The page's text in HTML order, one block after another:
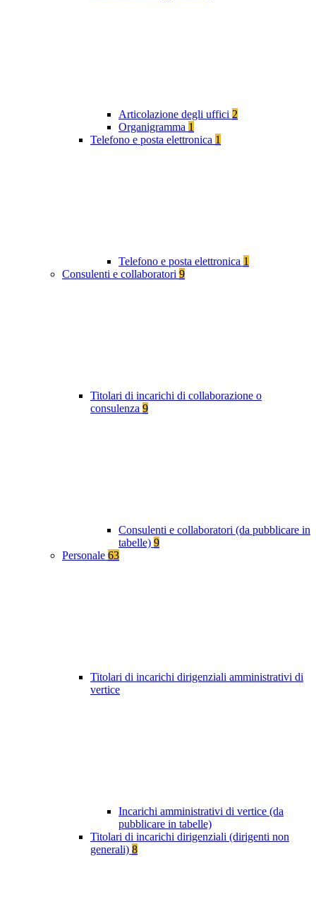
Articolazione degli uffici 2
Organigramma 1
Telefono e posta elettronica 1
Telefono e posta elettronica 1
Consulenti e collaboratori 9
Titolari di incarichi di collaborazione o
consulenza 9
Consulenti e collaboratori (da pubblicare in
tabelle) 9
Personale 63
Titolari di incarichi dirigenziali amministrativi di
vertice
Incarichi amministrativi di vertice (da
pubblicare in tabelle)
Titolari di incarichi dirigenziali (dirigenti non
generali) 8